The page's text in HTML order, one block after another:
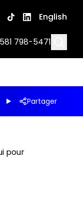
English
798-5471
Partager
pour